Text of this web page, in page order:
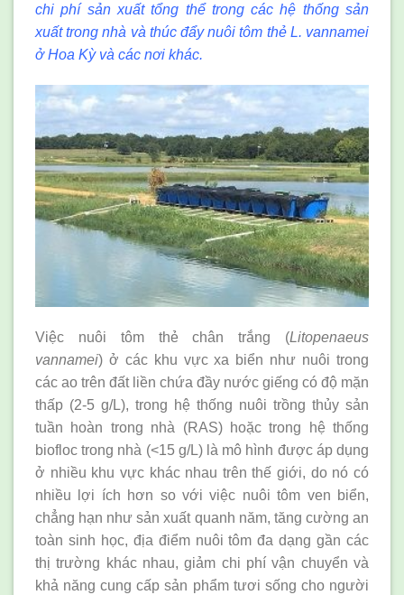
chi phí sản xuất tổng thể trong các hệ thống sản
xuất trong nhà và thúc đẩy nuôi tôm thẻ L. vannamei
ở Hoa Kỳ và các nơi khác.
Việc nuôi tôm thẻ chân trắng (Litopenaeus
vannamei) ở các khu vực xa biển như nuôi trong
các ao trên đất liền chứa đầy nước giếng có độ mặn
thấp (2-5 g/L), trong hệ thống nuôi trồng thủy sản
tuần hoàn trong nhà (RAS) hoặc trong hệ thống
biofloc trong nhà (<15 g/L) là mô hình được áp dụng
ở nhiều khu vực khác nhau trên thế giới, do nó có
nhiều lợi ích hơn so với việc nuôi tôm ven biển,
chẳng hạn như sản xuất quanh năm, tăng cường an
toàn sinh học, địa điểm nuôi tôm đa ​​dạng gần các
thị trường khác nhau, giảm chi phí vận chuyển và
khả năng cung cấp sản phẩm tươi sống cho người